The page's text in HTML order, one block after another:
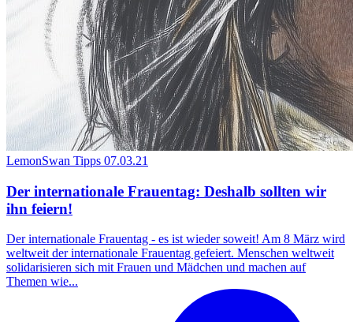
LemonSwan Tipps 07.03.21
Der internationale Frauentag: Deshalb sollten wir
ihn feiern!
Der internationale Frauentag - es ist wieder soweit! Am 8 März wird
weltweit der internationale Frauentag gefeiert. Menschen weltweit
solidarisieren sich mit Frauen und Mädchen und machen auf
Themen wie...